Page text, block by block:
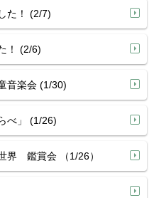
た！ (2/7)
！ (2/6)
音楽会 (1/30)
べ」 (1/26)
鑑賞会 （1/26）